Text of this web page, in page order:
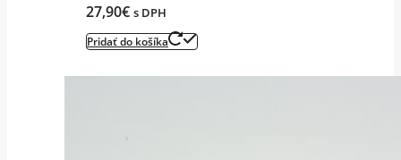
27,90€ s DPH
Pridať do košíka